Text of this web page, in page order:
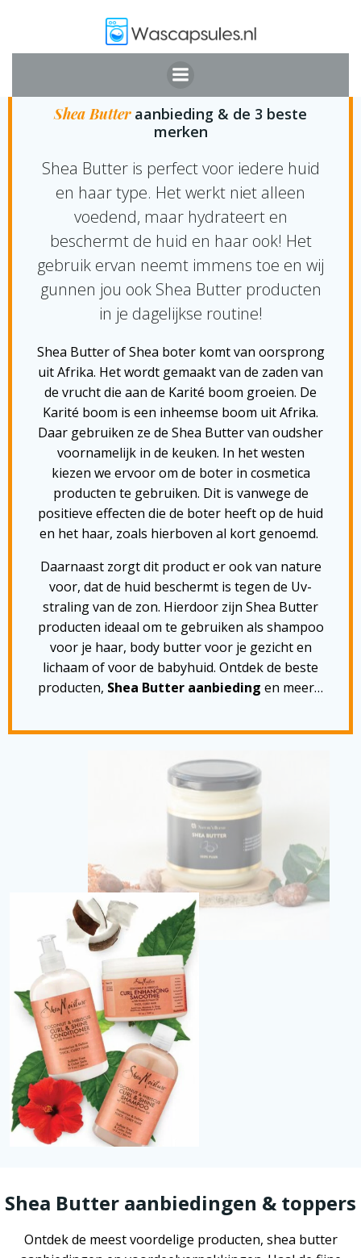
naar
de
inhoud
SHEA BUTTER KOPEN
Shea Butteraanbieding & de 3 beste
merken
Shea Butter is perfect voor iedere huid
en haar type. Het werkt niet alleen
voedend, maar hydrateert en
beschermt de huid en haar ook! Het
gebruik ervan neemt immens toe en wij
gunnen jou ook Shea Butter producten
in je dagelijkse routine!
Shea Butter of Shea boter komt van oorsprong
uit Afrika. Het wordt gemaakt van de zaden van
de vrucht die aan de Karité boom groeien. De
Karité boom is een inheemse boom uit Afrika.
Daar gebruiken ze de Shea Butter van oudsher
voornamelijk in de keuken. In het westen
kiezen we ervoor om de boter in cosmetica
producten te gebruiken. Dit is vanwege de
positieve effecten die de boter heeft op de huid
en het haar, zoals hierboven al kort genoemd.
Daarnaast zorgt dit product er ook van nature
voor, dat de huid beschermt is tegen de Uv-
straling van de zon. Hierdoor zijn Shea Butter
producten ideaal om te gebruiken als shampoo
voor je haar, body butter voor je gezicht en
lichaam of voor de babyhuid. Ontdek de beste
producten, Shea Butter aanbieding en meer…
Shea Butter aanbiedingen & toppers
Ontdek de meest voordelige producten, shea butter